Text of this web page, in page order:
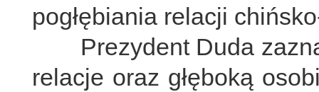
pogłębiania relacji
Prezydent Duda
relacje oraz głęboką